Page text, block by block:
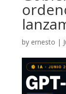
by ernesto |